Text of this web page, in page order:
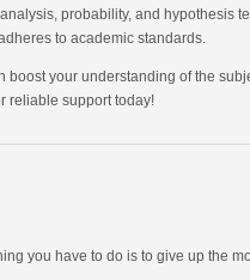
probability, and hypothesis
to academic standards.
boost your understanding of the
reliable support today!
you have to do is to give up the